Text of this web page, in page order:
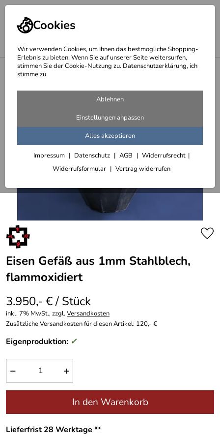
Cookies
Wir verwenden Cookies, um Ihnen das bestmögliche Shopping-
Erlebnis zu bieten. Wenn Sie auf unserer Seite weitersurfen,
stimmen Sie der Cookie-Nutzung zu. Datenschutzerklärung, ich
stimme zu.
Ablehnen
Einstellungen anpassen
Alles akzeptieren
Impressum Datenschutz AGB
Widerrufsrecht
Widerrufsformular
Vertrag widerrufen
Gefäße aus 1 mm Stahlblech, klar lackiert
Eisen Gefäß aus 1mm Stahlblech,
flammoxidiert
3.950,- € / Stück
inkl. 7% MwSt., zzgl.Versandkosten
Zusätzliche Versandkosten für diesen Artikel: 120,- €
Eigenproduktion: ✓
− +
In den Warenkorb
Lieferfrist 28 Werktage **